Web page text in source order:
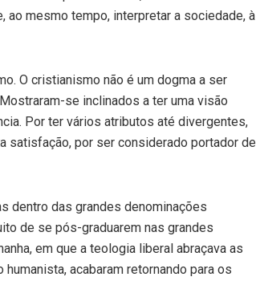
mesmo tempo, interpretar a sociedade, à
O cristianismo não é um dogma a ser
se inclinados a ter uma visão
Por ter vários atributos até divergentes,
satisfação, por ser considerado portador de
dentro das grandes denominações
de se pós-graduarem nas grandes
em que a teologia liberal abraçava as
acabaram retornando para os